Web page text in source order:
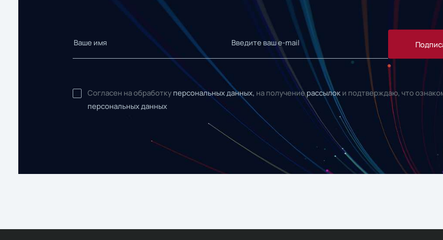
Согласен на обработку персональных данных, на получениерассылок и подтверждаю, что
персональных данных